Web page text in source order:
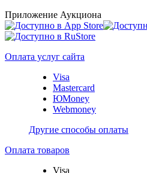
Приложение Аукциона
Оплата услуг сайта
Visa
Mastercard
ЮMoney
Webmoney
Другие способы оплаты
Оплата товаров
Visa